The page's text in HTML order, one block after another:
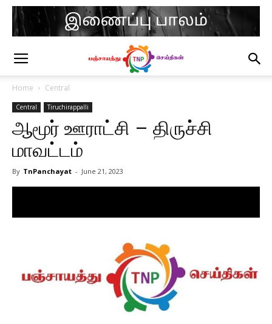
Home Central
Central Tiruchirappalli
ஆமூர் ஊராட்சி – திருச்சி
மாவட்டம்
By TnPanchayat - June 21, 2023